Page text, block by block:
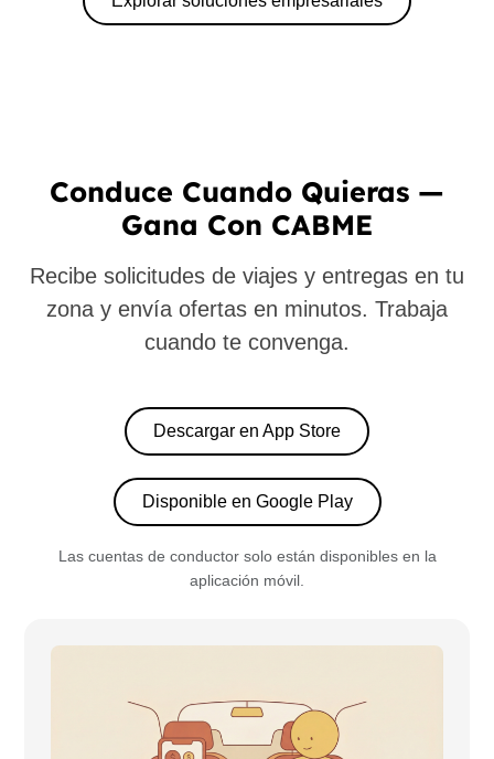
Conduce Cuando Quieras —
Gana Con CABME
Recibe solicitudes de viajes y entregas en tu
zona y envía ofertas en minutos. Trabaja
cuando te convenga.
Descargar en App Store
Disponible en Google Play
Las cuentas de conductor solo están disponibles en la
aplicación móvil.